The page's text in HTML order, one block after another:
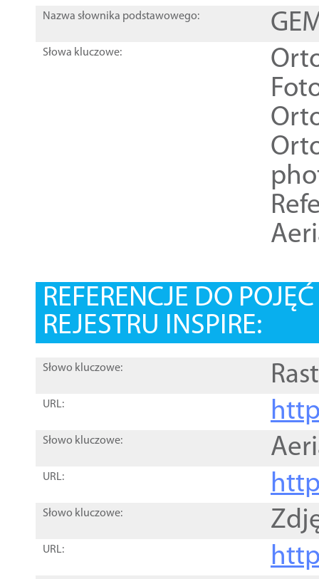
Nazwa słownika podstawowego:
Słowa kluczowe:
REFERENCJE DO
REJESTRU INSPIRE:
Słowo kluczowe:
URL:
Słowo kluczowe:
URL:
Słowo kluczowe:
URL: